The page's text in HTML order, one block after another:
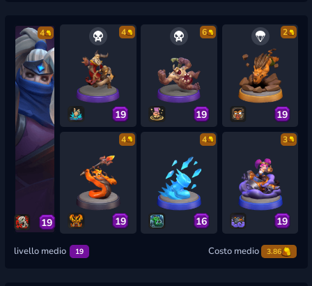
4
19
4
19
6
19
2
19
4
19
4
16
3
19
livello medio 19 Costo medio 3.86